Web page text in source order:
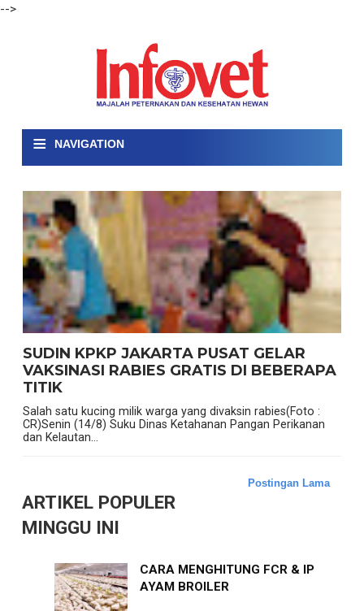
-->
≡ NAVIGATION
SUDIN KPKP JAKARTA PUSAT GELAR
VAKSINASI RABIES GRATIS DI BEBERAPA
TITIK
Salah satu kucing milik warga yang divaksin rabies(Foto :
CR)Senin (14/8) Suku Dinas Ketahanan Pangan Perikanan
dan Kelautan...
Postingan Lama
ARTIKEL POPULER
MINGGU INI
CARA MENGHITUNG FCR & IP
AYAM BROILER